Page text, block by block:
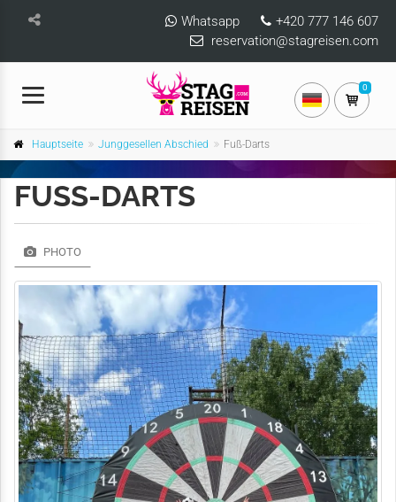
Whatsapp
+420 777 146 607
reservation@stagreisen.com
0
Hauptseite Junggesellen Abschied Fuß-Darts
FUSS-DARTS
PHOTO